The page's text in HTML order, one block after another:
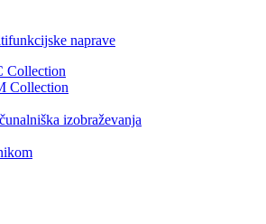
naprave
Collection
Collection
izobraževanja